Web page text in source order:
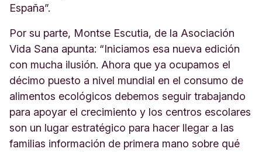
España”.
Por su parte, Montse Escutia, de la Asociación
Vida Sana apunta: “Iniciamos esa nueva edición
con mucha ilusión. Ahora que ya ocupamos el
décimo puesto a nivel mundial en el consumo de
alimentos ecológicos debemos seguir trabajando
para apoyar el crecimiento y los centros escolares
son un lugar estratégico para hacer llegar a las
familias información de primera mano sobre qué